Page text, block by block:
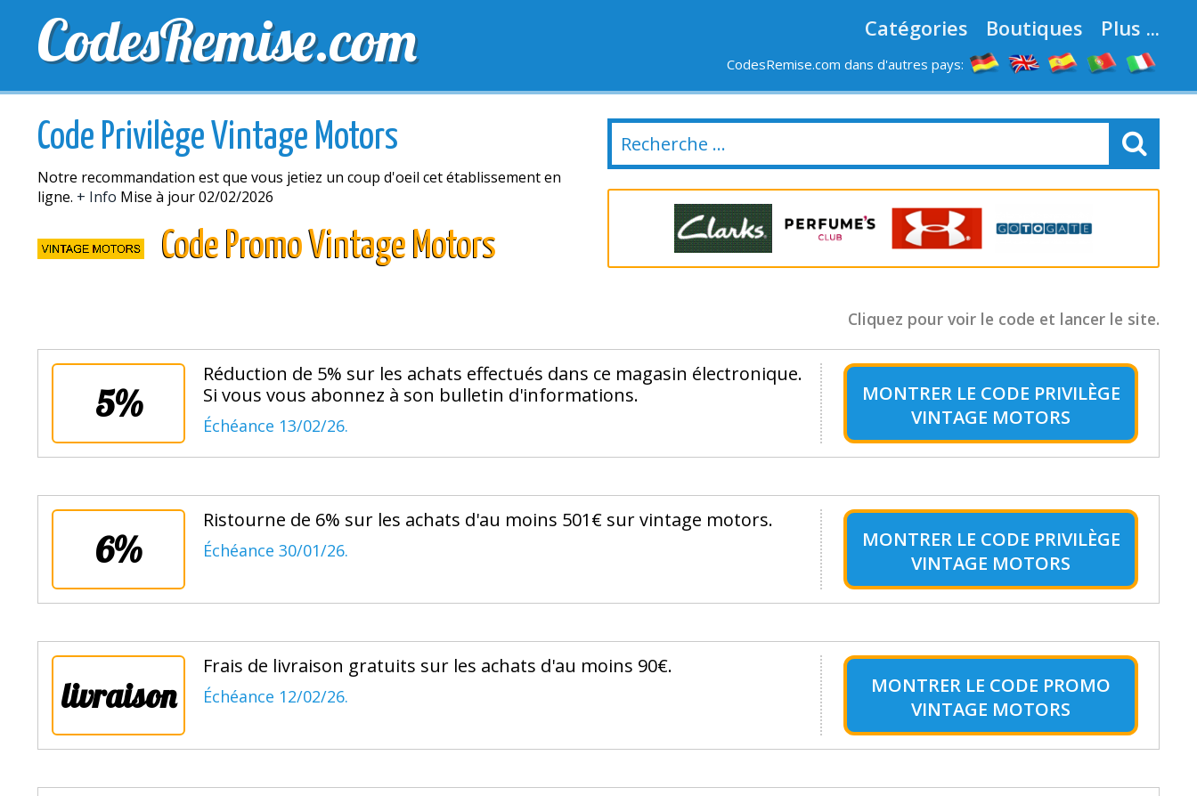
CodesRemise.com Catégories Boutiques Plus ...
CodesRemise.com dans d'autres pays:
MEILLEURS CODES PROMO DERNIERS JOURS NOUVELLES MAGASINS
Code Privilège Vintage Motors
Notre recommandation est que vous jetiez un coup d'oeil cet établissement en
ligne. + Info Mise à jour 02/02/2026
Code Promo Vintage Motors
Cliquez pour voir le code et lancer le site.
5%
Réduction de 5% sur les achats effectués dans ce magasin électronique.
Si vous vous abonnez à son bulletin d'informations.
Échéance 13/02/26.
MONTRER LE CODE PRIVILÈGE
VINTAGE MOTORS
6%
Ristourne de 6% sur les achats d'au moins 501€ sur vintage motors.
Échéance 30/01/26. MONTRER LE CODE PRIVILÈGE
VINTAGE MOTORS
livraison
Frais de livraison gratuits sur les achats d'au moins 90€.
Échéance 12/02/26. MONTRER LE CODE PROMO
VINTAGE MOTORS